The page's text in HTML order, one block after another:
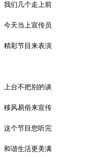
我们几个走上前
今天当上宣传员
精彩节目来表演
上台不把别的谈
移风易俗来宣传
这个节目您听完
和谐生活更美满